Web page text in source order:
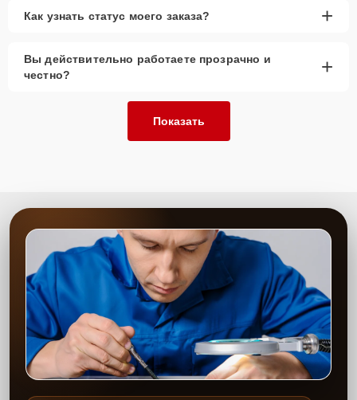
Как узнать статус моего заказа? +
Вы действительно работаете прозрачно и
честно?
+
Показать